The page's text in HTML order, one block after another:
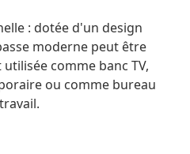
: dotée d'un design
moderne peut être
comme banc TV,
ou comme bureau